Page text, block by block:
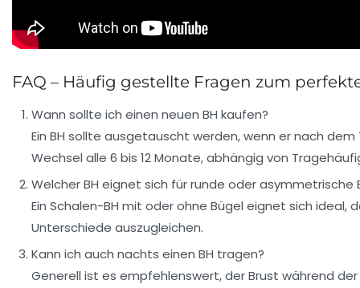
FAQ – Häufig gestellte Fragen zum
Wann sollte ich einen neuen BH kaufen?
Ein BH sollte ausgetauscht werden, wenn er nach
Wechsel alle 6 bis 12 Monate, abhängig von
Welcher BH eignet sich für runde oder asymmetrische
Ein Schalen-BH mit oder ohne Bügel eignet sich
Unterschiede auszugleichen.
Kann ich auch nachts einen BH tragen?
Generell ist es empfehlenswert, der Brust während